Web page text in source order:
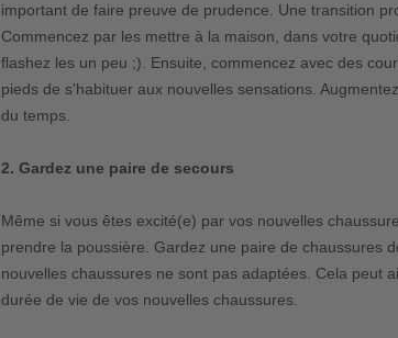
important de faire preuve de prudence. Une transition
Commencez par les mettre à la maison, dans votre
flashez les un peu ;). Ensuite, commencez avec des
pieds de s'habituer aux nouvelles sensations.
du temps.
2. Gardez une paire de secours
Même si vous êtes excité(e) par vos nouvelles
prendre la poussière. Gardez une paire de chaussures
nouvelles chaussures ne sont pas adaptées. Cela peut
durée de vie de vos nouvelles chaussures.